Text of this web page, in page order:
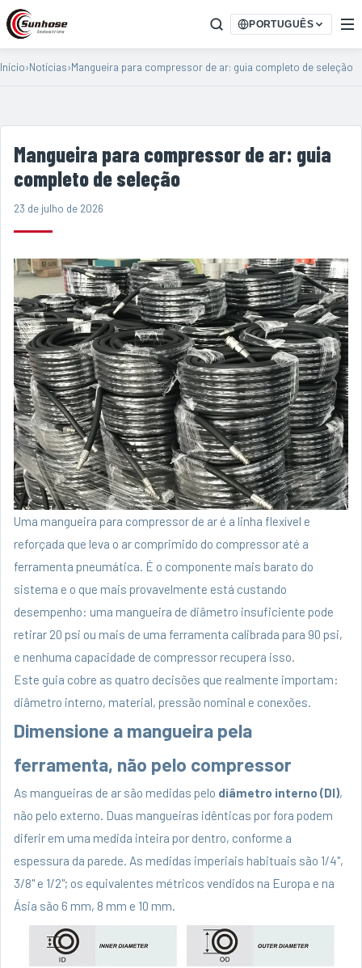
PORTUGUÊS
Início›Notícias›Mangueira para compressor de ar: guia completo de seleção
Mangueira para compressor de ar: guia
completo de seleção
23 de julho de 2026
Uma mangueira para compressor de ar é a linha flexível e
reforçada que leva o ar comprimido do compressor até a
ferramenta pneumática. É o componente mais barato do
sistema e o que mais provavelmente está custando
desempenho: uma mangueira de diâmetro insuficiente pode
retirar 20 psi ou mais de uma ferramenta calibrada para 90 psi,
e nenhuma capacidade de compressor recupera isso.
Este guia cobre as quatro decisões que realmente importam:
diâmetro interno, material, pressão nominal e conexões.
Dimensione a mangueira pela
ferramenta, não pelo compressor
As mangueiras de ar são medidas pelo diâmetro interno (DI),
não pelo externo. Duas mangueiras idênticas por fora podem
diferir em uma medida inteira por dentro, conforme a
espessura da parede. As medidas imperiais habituais são 1/4",
3/8" e 1/2"; os equivalentes métricos vendidos na Europa e na
Ásia são 6 mm, 8 mm e 10 mm.